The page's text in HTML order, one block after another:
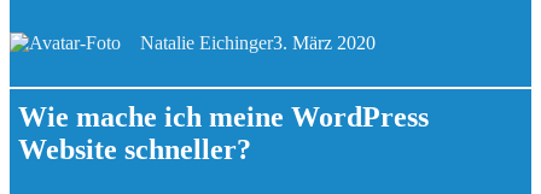
Natalie Eichinger3. März 2020
Wie mache ich meine WordPress
Website schneller?